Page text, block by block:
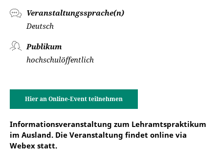
Veranstaltungssprache(n)
Deutsch
Publikum
hochschulöffentlich
Hier an Online-Event teilnehmen
Informationsveranstaltung zum Lehramtspraktikum
im Ausland. Die Veranstaltung findet online via
Webex statt.